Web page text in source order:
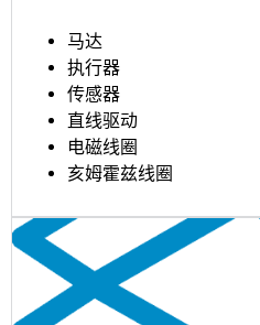
马达
执行器
传感器
直线驱动
电磁线圈
亥姆霍兹线圈